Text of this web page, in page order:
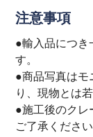
注意事項
●輸入品につき
す。
●商品写真はモ
り、現物とは
●施工後のクレ
ご了承ください